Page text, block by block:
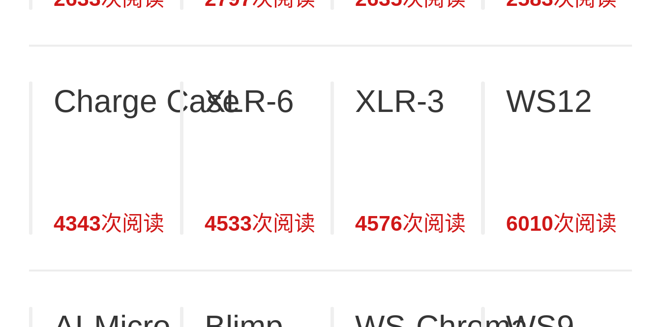
Charge Case
4343次阅读
XLR-6
4533次阅读
XLR-3
4576次阅读
WS12
6010次阅读